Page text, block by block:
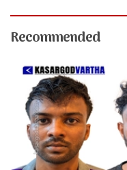
Recommended